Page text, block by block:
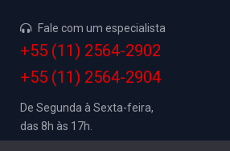
Fale com um especialista
+55 (11) 2564-2902
+55 (11) 2564-2904
De Segunda à Sexta-feira,
das 8h às 17h.